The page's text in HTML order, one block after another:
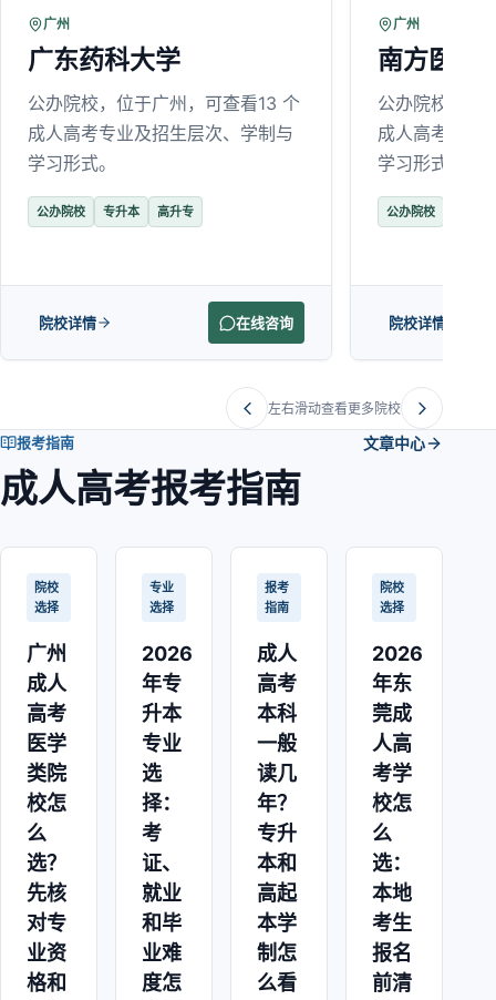
广州
广东药科大学
公办院校，位于广州，可查看13 个
成人高考专业及招生层次、学制与
学习形式。
公办院校 专升本 高升专
院校详情 在线咨询
广州
南方医科
公办院校，位
成人高考专业
学习形式。
公办院校
院校详情
左右滑动查看更多院校
报考指南
成人高考报考指南
文章中心
院校
选择
广州
成人
高考
医学
类院
校怎
么
选？
先核
对专
业资
格和
专业
选择
2026
年专
升本
专业
选
择：
考
证、
就业
和毕
业难
度怎
报考
指南
成人
高考
本科
一般
读几
年？
专升
本和
高起
本学
制怎
么看
院校
选择
2026
年东
莞成
人高
考学
校怎
么
选：
本地
考生
报名
前清